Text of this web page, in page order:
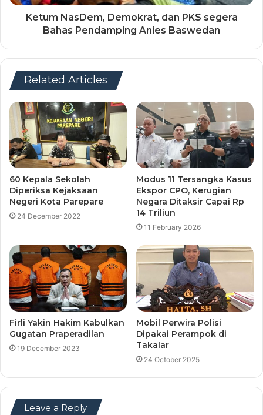
Ketum NasDem, Demokrat, dan PKS segera
Bahas Pendamping Anies Baswedan
Related Articles
60 Kepala Sekolah
Diperiksa Kejaksaan
Negeri Kota Parepare
24 December 2022
Modus 11 Tersangka Kasus
Ekspor CPO, Kerugian
Negara Ditaksir Capai Rp
14 Triliun
11 February 2026
Firli Yakin Hakim Kabulkan
Gugatan Praperadilan
19 December 2023
Mobil Perwira Polisi
Dipakai Perampok di
Takalar
24 October 2025
Leave a Reply